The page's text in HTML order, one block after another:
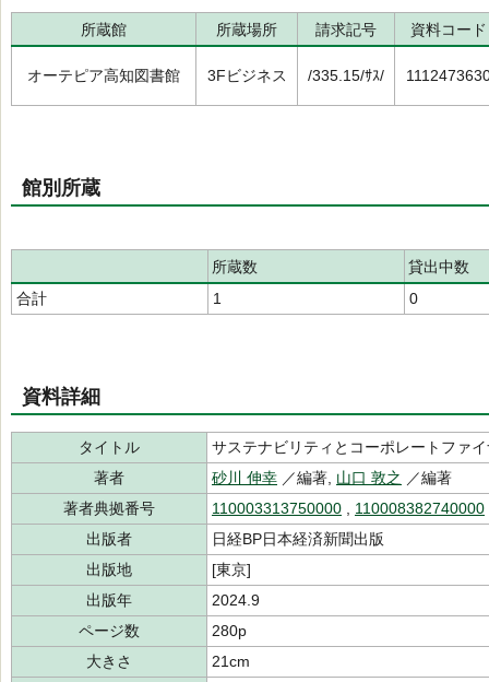
所蔵館 所蔵場所 請求記号 資料コード
オーテピア高知図書館 3Fビジネス /335.15/ｻｽ/
館別所蔵
所蔵数
貸出中数
合計
1 0
資料詳細
タイトル
サステナビリティとコーポレートファ
著者
砂川 伸幸 ／編著, 山口 敦之 ／編著
著者典拠番号
110003313750000
110008382740000
出版者
日経BP日本経済新聞出版
出版地
[東京]
出版年
2024.9
ページ数
280p
大きさ
21cm